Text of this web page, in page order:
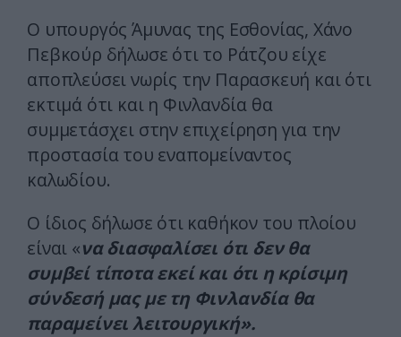
Ο υπουργός Άμυνας της Εσθονίας, Χάνο
Πεβκούρ δήλωσε ότι το Ράτζου είχε
αποπλεύσει νωρίς την Παρασκευή και ότι
εκτιμά ότι και η Φινλανδία θα
συμμετάσχει στην επιχείρηση για την
προστασία του εναπομείναντος
καλωδίου.
Ο ίδιος δήλωσε ότι καθήκον του πλοίου
είναι «να διασφαλίσει ότι δεν θα
συμβεί τίποτα εκεί και ότι η κρίσιμη
σύνδεσή μας με τη Φινλανδία θα
παραμείνει λειτουργική».